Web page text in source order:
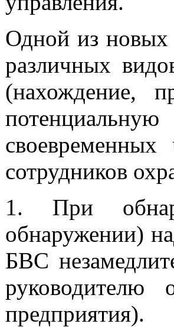
Одной из новых
различных
(нахождение,
сотрудников
1. При
обнаружении)
БВС
руководителю
предприятия).